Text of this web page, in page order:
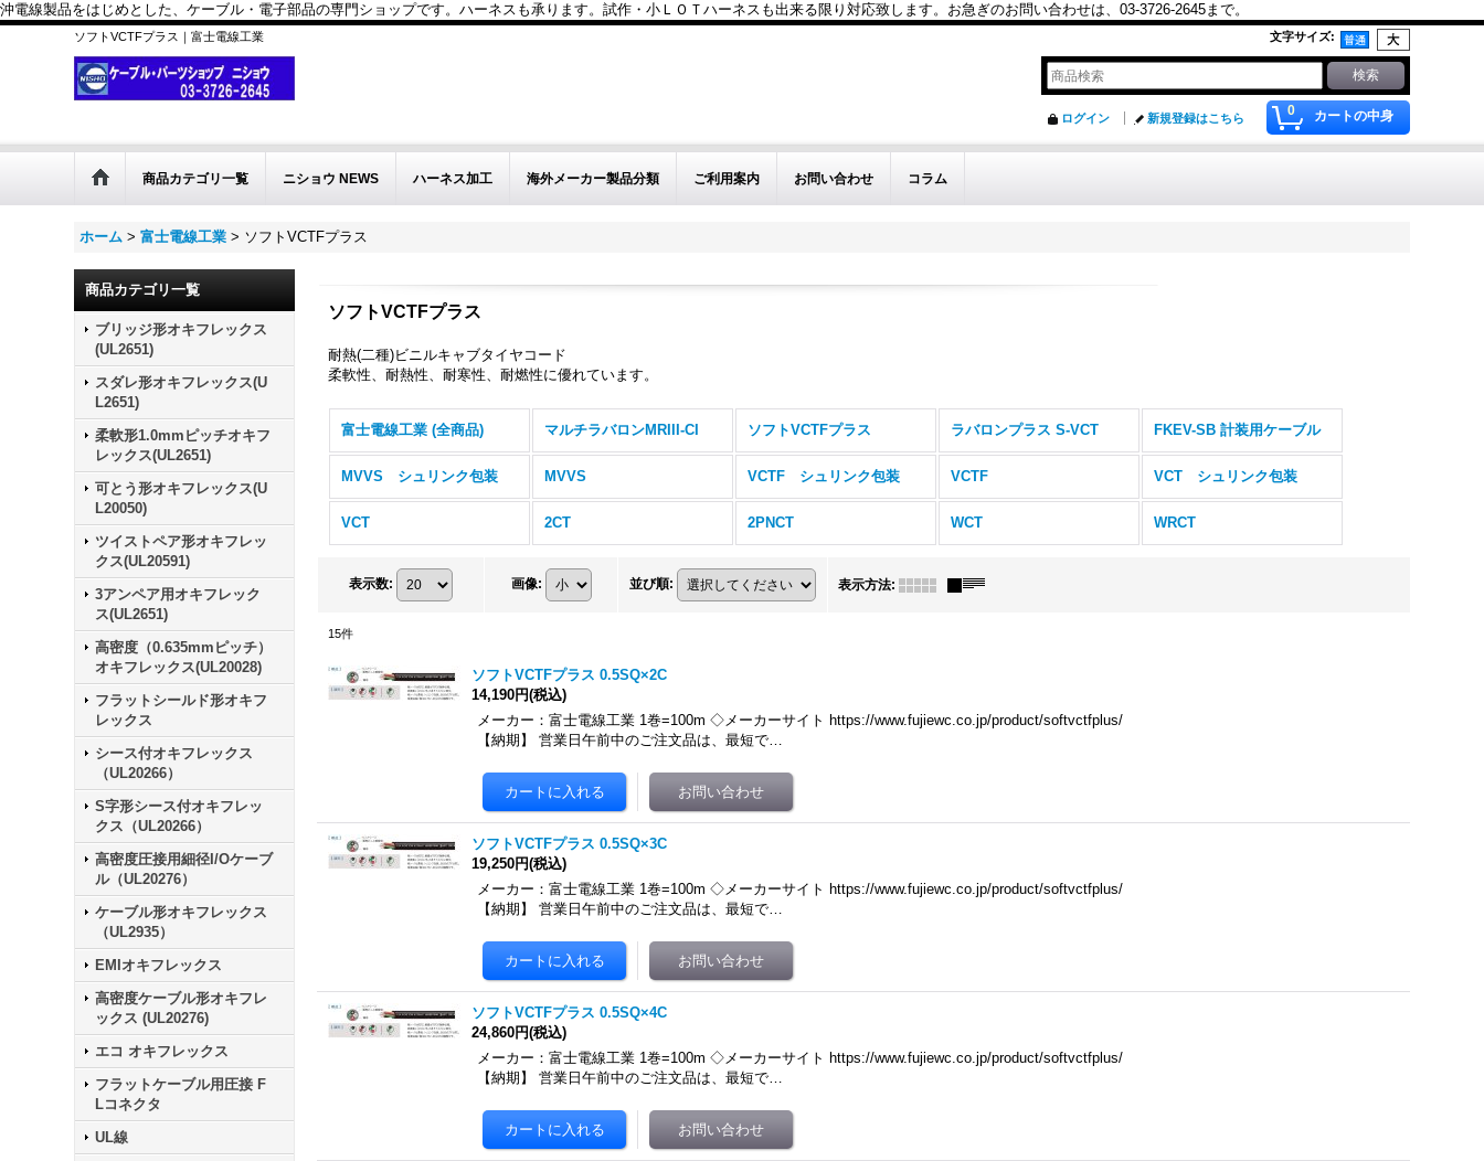
沖電線製品をはじめとした、ケーブル・電子部品の専門ショップです。ハーネスも承ります。試作・小ＬＯＴハーネスも出来る限り対応致します。お急ぎのお問い合わせは、03-3726-2645まで。
ソフトVCTFプラス｜富士電線工業 文字サイズ:
0 カートの中身
ログイン 新規登録はこちら
商品カテゴリ一覧 ニショウ NEWS ハーネス加工 海外メーカー製品分類 ご利用案内 お問い合わせ コラム
ホーム > 富士電線工業 > ソフトVCTFプラス
商品カテゴリ一覧
ブリッジ形オキフレックス
(UL2651)
スダレ形オキフレックス(U
L2651)
柔軟形1.0mmピッチオキフ
レックス(UL2651)
可とう形オキフレックス(U
L20050)
ツイストペア形オキフレッ
クス(UL20591)
3アンペア用オキフレック
ス(UL2651)
高密度（0.635mmピッチ）
オキフレックス(UL20028)
フラットシールド形オキフ
レックス
シース付オキフレックス
（UL20266）
S字形シース付オキフレッ
クス（UL20266）
高密度圧接用細径I/Oケーブ
ル（UL20276）
ケーブル形オキフレックス
（UL2935）
EMIオキフレックス
高密度ケーブル形オキフレ
ックス (UL20276)
エコ オキフレックス
フラットケーブル用圧接 F
Lコネクタ
UL線
ソフトVCTFプラス
耐熱(二種)ビニルキャブタイヤコード
柔軟性、耐熱性、耐寒性、耐燃性に優れています。
富士電線工業 (全商品) マルチラバロンMRIII-CI ソフトVCTFプラス ラバロンプラス S-VCT FKEV-SB 計装用ケーブル
MVVS シュリンク包装 MVVS VCTF シュリンク包装 VCTF VCT シュリンク包装
VCT 2CT 2PNCT WCT WRCT
表示数: 画像: 並び順: 表示方法:
15件
ソフトVCTFプラス 0.5SQ×2C
14,190円(税込)
メーカー：富士電線工業 1巻=100m ◇メーカーサイト https://www.fujiewc.co.jp/product/softvctfplus/
【納期】 営業日午前中のご注文品は、最短で…
ソフトVCTFプラス 0.5SQ×3C
19,250円(税込)
メーカー：富士電線工業 1巻=100m ◇メーカーサイト https://www.fujiewc.co.jp/product/softvctfplus/
【納期】 営業日午前中のご注文品は、最短で…
ソフトVCTFプラス 0.5SQ×4C
24,860円(税込)
メーカー：富士電線工業 1巻=100m ◇メーカーサイト https://www.fujiewc.co.jp/product/softvctfplus/
【納期】 営業日午前中のご注文品は、最短で…